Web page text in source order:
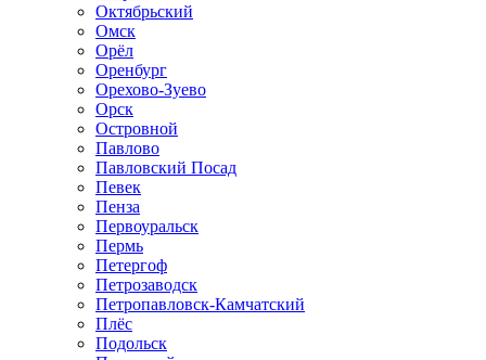
Октябрьский
Омск
Орёл
Оренбург
Орехово-Зуево
Орск
Островной
Павлово
Павловский Посад
Певек
Пенза
Первоуральск
Пермь
Петергоф
Петрозаводск
Петропавловск-Камчатский
Плёс
Подольск